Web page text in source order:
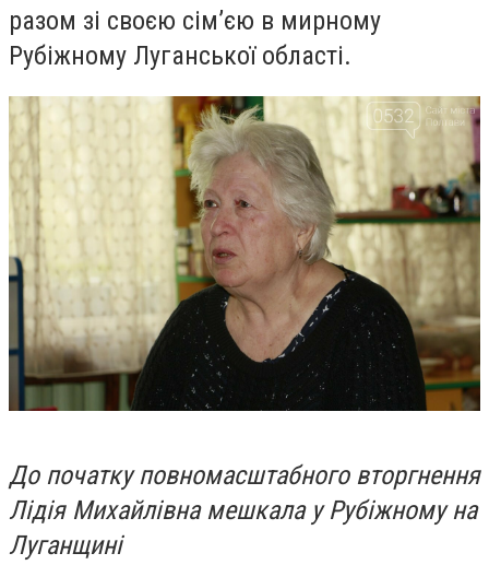
разом зі своєю сім’єю в мирному
Рубіжному Луганської області.
До початку повномасштабного вторгнення
Лідія Михайлівна мешкала у Рубіжному на
Луганщині